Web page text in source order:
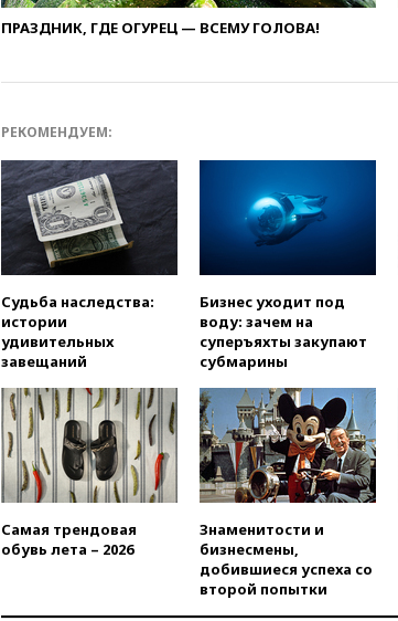
ПРАЗДНИК, ГДЕ ОГУРЕЦ — ВСЕМУ ГОЛОВА!
РЕКОМЕНДУЕМ:
Судьба наследства:
истории
удивительных
завещаний
Бизнес уходит под
воду: зачем на
суперъяхты закупают
субмарины
Самая трендовая
обувь лета – 2026
Знаменитости и
бизнесмены,
добившиеся успеха со
второй попытки